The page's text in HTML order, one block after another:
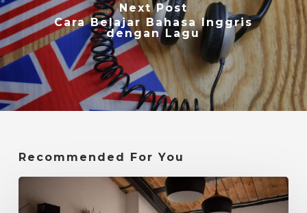
Next Post
Cara Belajar Bahasa Inggris
dengan Lagu
Recommended For You
Bahasa